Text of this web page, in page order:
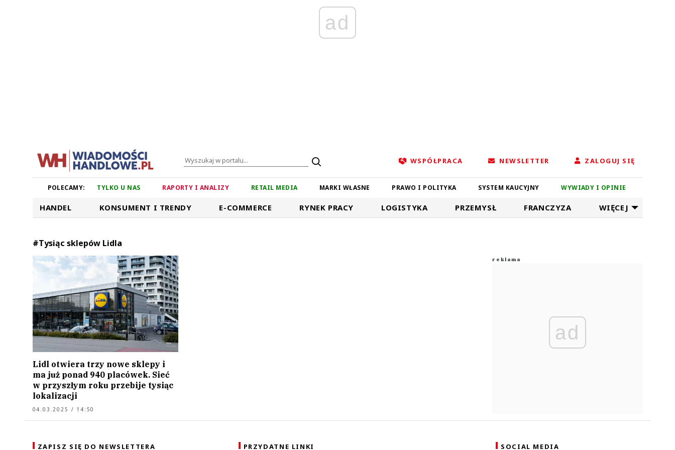
ad
WSPÓŁPRACA NEWSLETTER ZALOGUJ SIĘ
POLECAMY: TYLKO U NAS RAPORTY I ANALIZY RETAIL MEDIA MARKI WŁASNE PRAWO I POLITYKA SYSTEM KAUCYJNY WYWIADY I OPINIE
HANDEL KONSUMENT I TRENDY E-COMMERCE RYNEK PRACY LOGISTYKA PRZEMYSŁ FRANCZYZA WIĘCEJ
#Tysiąc sklepów Lidla
Lidl otwiera trzy nowe sklepy i
ma już ponad 940 placówek. Sieć
w przyszłym roku przebije tysiąc
lokalizacji
04.03.2025 / 14:50
ad
ZAPISZ SIĘ DO NEWSLETTERA PRZYDATNE LINKI SOCIAL MEDIA